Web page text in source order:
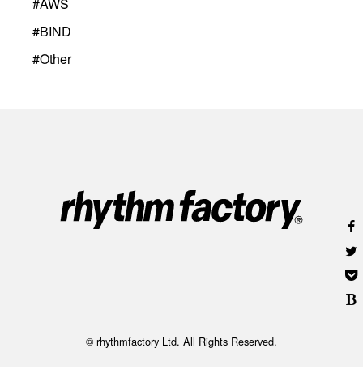
#BIND
#Other
© rhythmfactory Ltd. All Rights Reserved.